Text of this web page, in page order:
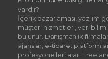
vardır?
İçerik pazarlaması, yazılım
müşteri hizmetleri, veri
bulunur. Danışmanlık
ajanslar, e-ticaret
profesyonelleri arar.